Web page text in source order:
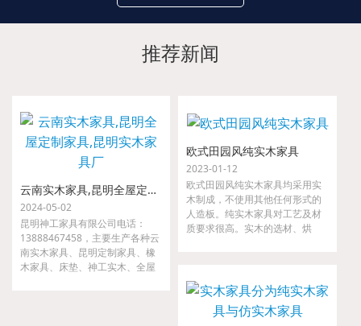
推荐新闻
云南实木家具,昆明全屋定制家具,昆明实木家具厂
2024-05-02
昆明神工家具有限公司电话：
13888467458，主要生产各种云
南实木家具、昆明定制家具、橡
木家具、床垫、神工实木、全屋
欧式田园风纯实木家具
2023-01-12
欧式田园风纯实木家具均采用实
木制成，不使用其他任何形式的
人造板。纯实木家具对工艺及材
质要求很高。实木的选材、烘
象，大则整套家具变形，以至无
法使用。